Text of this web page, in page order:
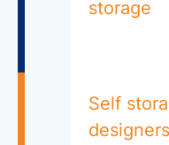
storage
Self